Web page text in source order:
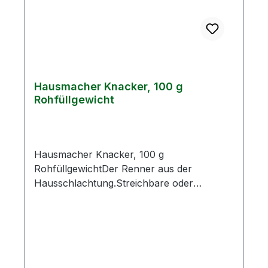
Hausmacher Knacker, 100 g
Rohfüllgewicht
Hausmacher Knacker, 100 g
RohfüllgewichtDer Renner aus der
Hausschlachtung.Streichbare oder